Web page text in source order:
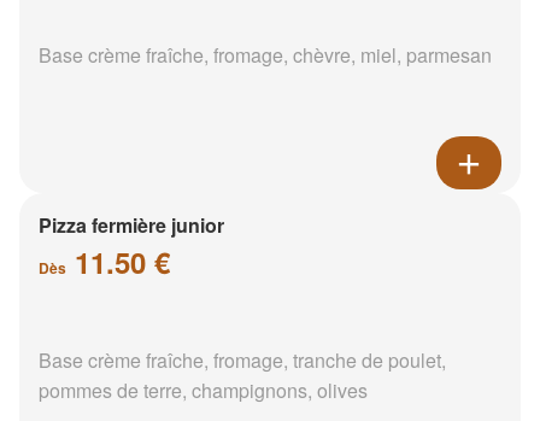
Base crème fraîche, fromage, chèvre, miel, parmesan
Pizza fermière junior
Dès 11.50 €
Base crème fraîche, fromage, tranche de poulet,
pommes de terre, champignons, olives